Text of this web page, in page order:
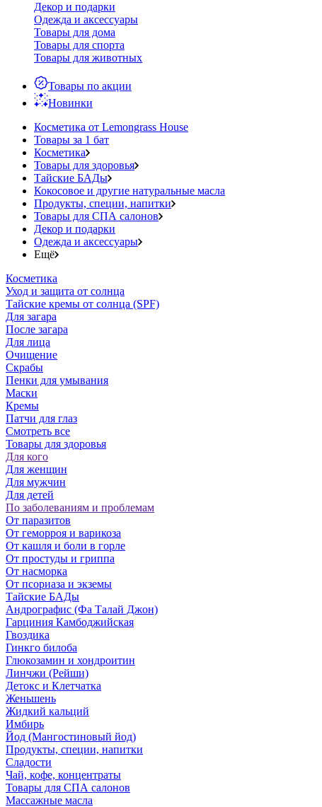
Декор и подарки
Одежда и аксессуары
Товары для дома
Товары для спорта
Товары для животных
Товары по акции
Новинки
Косметика от Lemongrass House
Товары за 1 бат
Косметика
Товары для здоровья
Тайские БАДы
Кокосовое и другие натуральные масла
Продукты, специи, напитки
Товары для СПА салонов
Декор и подарки
Одежда и аксессуары
Ещё
Косметика
Уход и защита от солнца
Тайские кремы от солнца (SPF)
Для загара
После загара
Для лица
Очищение
Скрабы
Пенки для умывания
Маски
Кремы
Патчи для глаз
Смотреть все
Товары для здоровья
Для кого
Для женщин
Для мужчин
Для детей
По заболеваниям и проблемам
От паразитов
Oт геморроя и варикоза
От кашля и боли в горле
От простуды и гриппа
От насморка
Oт псориаза и экземы
Тайские БАДы
Андрографис (Фа Талай Джон)
Гарциния Камбоджийская
Гвоздика
Гинкго билоба
Глюкозамин и хондроитин
Линчжи (Рейши)
Детокс и Клетчатка
Женьшень
Жидкий кальций
Имбирь
Йод (Мангостиновый йод)
Продукты, специи, напитки
Сладости
Чай, кофе, концентраты
Товары для СПА салонов
Массажные масла